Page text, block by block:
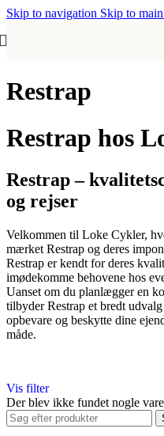
Skip to navigation Skip to
Restrap
Restrap hos
Restrap –
og rejser
Velkommen til Loke Cykler,
mærket Restrap og deres
Restrap er kendt for deres
imødekomme behovene hos
Uanset om du planlægger en
tilbyder Restrap et bredt
opbevare og beskytte dine
måde.
Vis filter
Der blev ikke fundet nogle